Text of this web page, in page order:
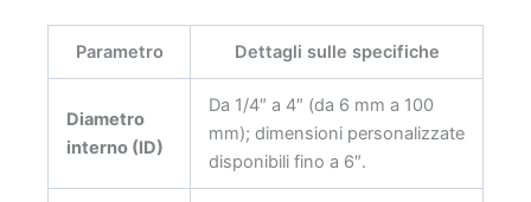
Parametro Dettagli sulle specifiche
Diametro
interno (ID)
Da 1/4″ a 4″ (da 6 mm a 100
mm); dimensioni personalizzate
disponibili fino a 6″.